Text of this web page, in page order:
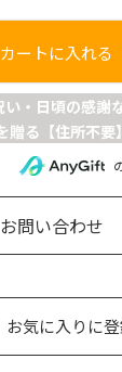
お気に入りに
カートに入れる
お問い合わせ